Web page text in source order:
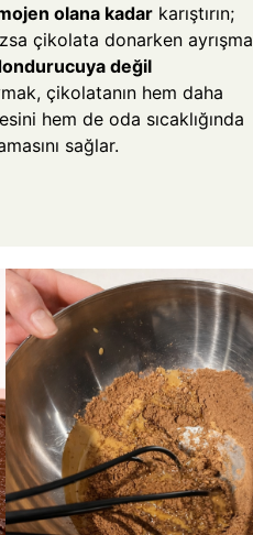
olana kadar karıştırın;
çikolata donarken ayrışma
değil
çikolatanın hem daha
hem de oda sıcaklığında
sağlar.